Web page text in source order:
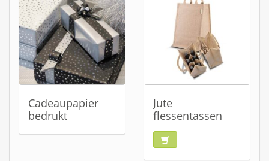
Cadeaupapier
bedrukt
Jute
flessentassen